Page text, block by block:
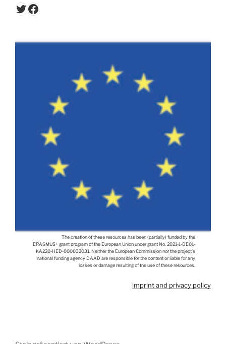
Twitter
Facebook
The creation of these resources has been (partially) funded by the
ERASMUS+ grant program of the European Union under grant No. 2021-1-DE01-
KA220-HED-000032031. Neither the European Commission nor the project's
national funding agency DAAD are responsible for the content or liable for any
losses or damage resulting of the use of these resources.
imprint and privacy policy